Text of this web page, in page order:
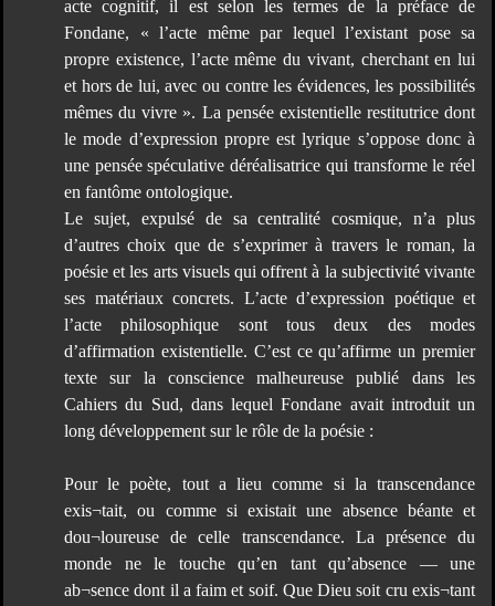
acte cognitif, il est selon les termes de la préface de
Fondane, « l’acte même par lequel l’existant pose sa
propre existence, l’acte même du vivant, cherchant en lui
et hors de lui, avec ou contre les évidences, les possibilités
mêmes du vivre ». La pensée existentielle restitutrice dont
le mode d’expression propre est lyrique s’oppose donc à
une pensée spéculative déréalisatrice qui transforme le réel
en fantôme ontologique.
Le sujet, expulsé de sa centralité cosmique, n’a plus
d’autres choix que de s’exprimer à travers le roman, la
poésie et les arts visuels qui offrent à la subjectivité vivante
ses matériaux concrets. L’acte d’expression poétique et
l’acte philosophique sont tous deux des modes
d’affirmation existentielle. C’est ce qu’affirme un premier
texte sur la conscience malheureuse publié dans les
Cahiers du Sud, dans lequel Fondane avait introduit un
long développement sur le rôle de la poésie :
Pour le poète, tout a lieu comme si la transcendance
exis¬tait, ou comme si existait une absence béante et
dou¬loureuse de celle transcendance. La présence du
monde ne le touche qu’en tant qu’absence — une
ab¬sence dont il a faim et soif. Que Dieu soit cru exis¬tant